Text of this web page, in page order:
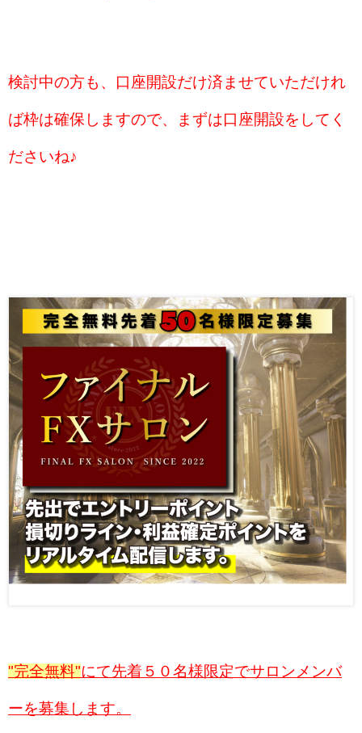
検討中の方も、口座開設だけ済ませていただけれ
ば枠は確保しますので、まずは口座開設をしてく
ださいね♪
"完全無料"にて先着５０名様限定でサロンメンバ
ーを募集します。